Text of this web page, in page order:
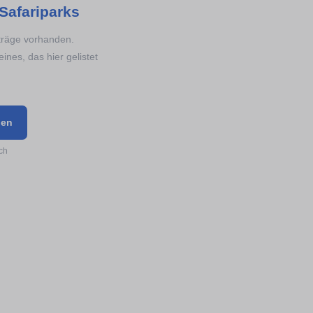
vorhanden.
das hier gelistet